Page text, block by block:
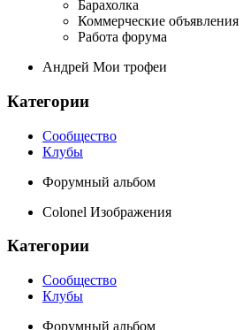
Барахолка
Коммерческие объявления
Работа форума
Андрей Мои трофеи
Категории
Сообщество
Клубы
Форумный альбом
Colonel Изображения
Категории
Сообщество
Клубы
Форумный альбом